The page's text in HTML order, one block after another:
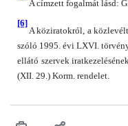
A címzett fogalmát lásd:
[6]
A köziratokról, a
szóló 1995. évi LXVI.
ellátó szervek
(XII. 29.) Korm. rendelet.